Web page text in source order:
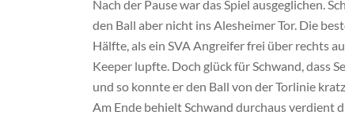
Nach der Pause war das Spiel ausgeglichen.
den Ball aber nicht ins Alesheimer Tor. Die
Hälfte, als ein SVA Angreifer frei über rechts
Keeper lupfte. Doch glück für Schwand, dass
und so konnte er den Ball von der Torlinie
Am Ende behielt Schwand durchaus verdient